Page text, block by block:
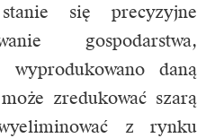
się precyzyjne
gospodarstwa,
daną
zredukować szarą
z rynku